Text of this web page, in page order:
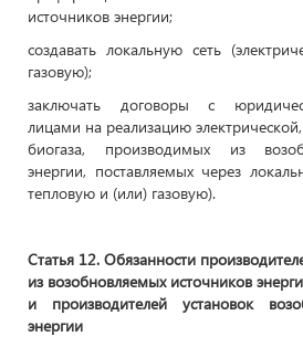
источников энергии;
создавать локальную сеть
газовую);
заключать договоры с
лицами на реализацию
биогаза, производимых из
энергии, поставляемых через
тепловую и (или) газовую).
Статья 12. Обязанности
из возобновляемых источников
и производителей установок
энергии